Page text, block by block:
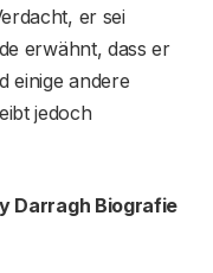
er sei
erwähnt, dass er
einige andere
jedoch
Darragh Biografie